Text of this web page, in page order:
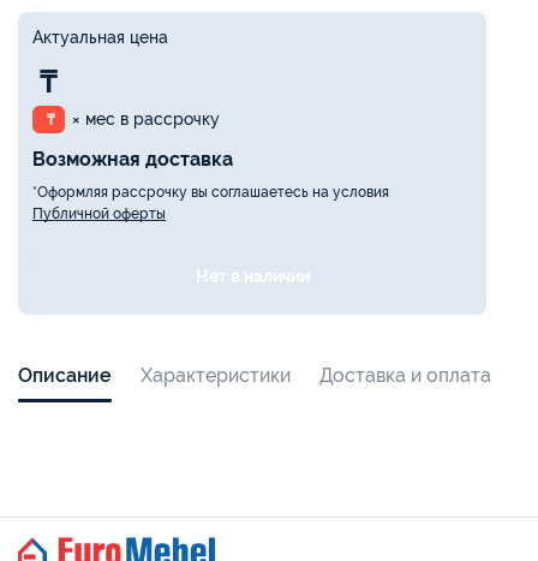
Актуальная цена
₸
₸ × мес в рассрочку
Возможная доставка
*Оформляя рассрочку вы соглашаетесь на условия
Публичной оферты
Нет в наличии
Описание Характеристики Доставка и оплата